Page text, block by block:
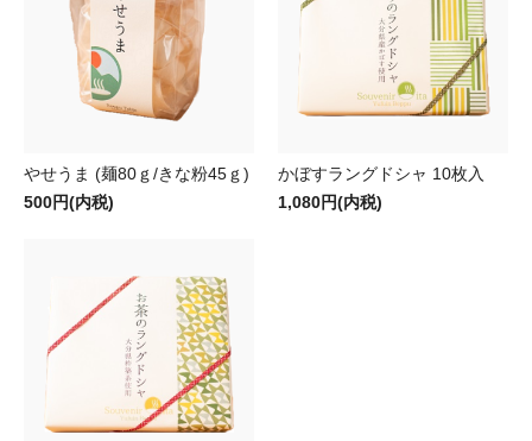
やせうま (麺80ｇ/きな粉45ｇ)
500円(内税)
かぼすラングドシャ 10枚入
1,080円(内税)